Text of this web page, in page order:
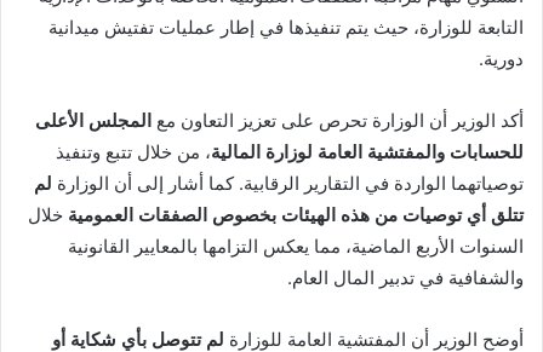
التابعة للوزارة، حيث يتم تنفيذها في إطار عمليات تفتيش ميدانية
دورية.
أكد الوزير أن الوزارة تحرص على تعزيز التعاون مع المجلس الأعلى
للحسابات والمفتشية العامة لوزارة المالية، من خلال تتبع وتنفيذ
توصياتهما الواردة في التقارير الرقابية. كما أشار إلى أن الوزارة لم
تتلق أي توصيات من هذه الهيئات بخصوص الصفقات العمومية خلال
السنوات الأربع الماضية، مما يعكس التزامها بالمعايير القانونية
والشفافية في تدبير المال العام.
أوضح الوزير أن المفتشية العامة للوزارة لم تتوصل بأي شكاية أو